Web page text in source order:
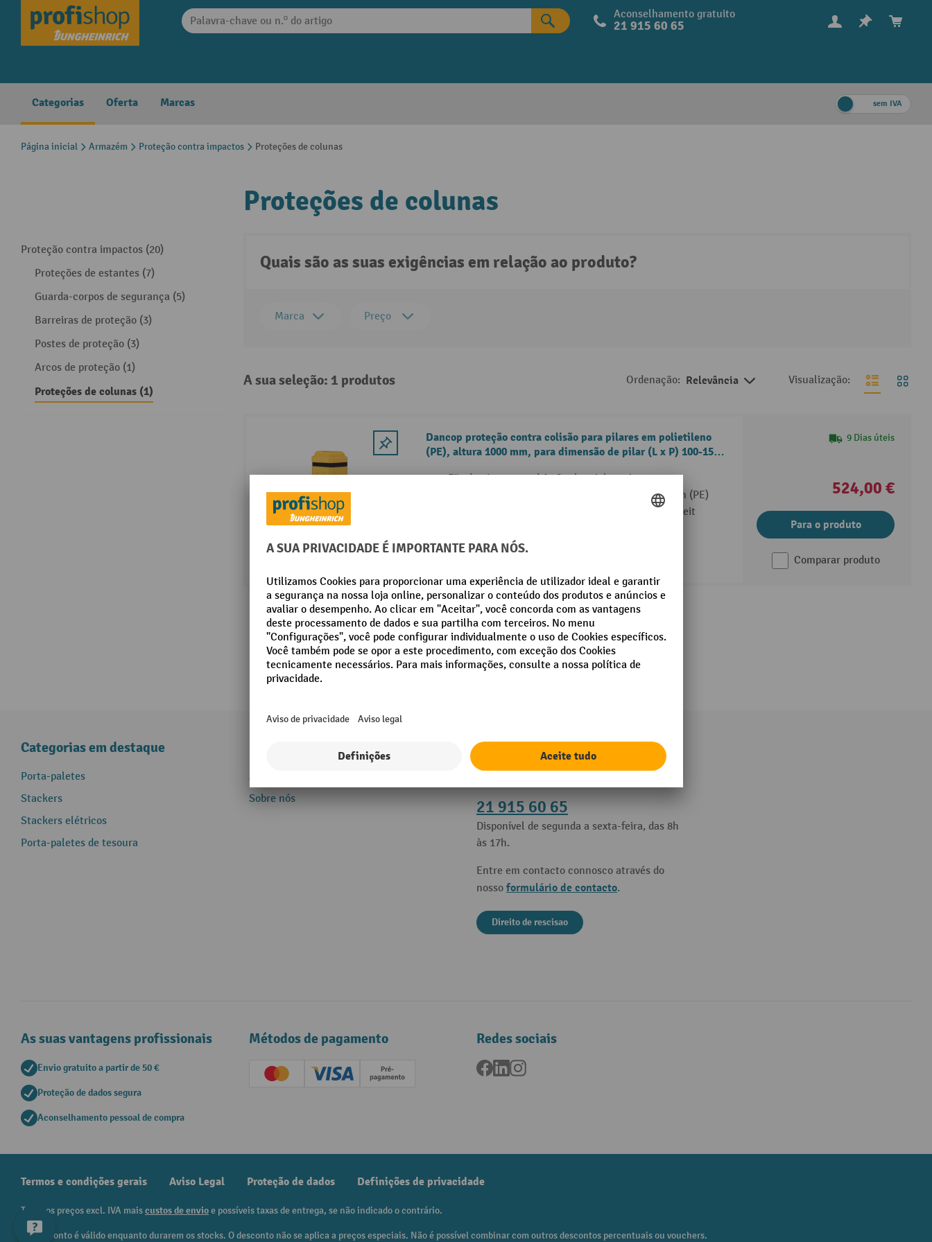
Saltar para a navegação principal Aconselhamento gratuito
21 915 60 65
Categorias Oferta Marcas sem IVA
Página inicial Armazém Proteção contra impactos Proteções de colunas
Proteção contra impactos (20)
Proteções de estantes (7)
Guarda-corpos de segurança (5)
Barreiras de proteção (3)
Postes de proteção (3)
Arcos de proteção (1)
Proteções de colunas (1)
Proteções de colunas
Quais são as suas exigências em relação ao produto?
Marca Preço
A sua seleção: 1 produtos Ordenação: Relevância Visualização:
Dancop proteção contra colisão para pilares em polietileno
(PE), altura 1000 mm, para dimensão de pilar (L x P) 100-150 x
Für den Innen- und Außenbereich geeignet
Aus rückfederndem und formstabilem Polyethylen (PE)
In Signalfarbe Verkehrsgelb für bessere Sichtbarkeit
9 Dias úteis
524,00 €
Para o produto
Comparar produto
Categorias em destaque
Porta-paletes
Stackers
Stackers elétricos
Porta-paletes de tesoura
Assistência e ajuda
Sobre nós
Contacto
21 915 60 65
Disponível de segunda a sexta-feira, das 8h
às 17h.
Entre em contacto connosco através do
nosso formulário de contacto.
Direito de rescisao
As suas vantagens profissionais
Envio gratuito a partir de 50 €
Proteção de dados segura
Aconselhamento pessoal de compra
Métodos de pagamento
Creditcard (Master)Creditcard (Visa)Pré-pagamento
Redes sociais
Facebook
LinkedInInstagram
Termos e condições gerais Aviso Legal Proteção de dados Definições de privacidade
Todos os preços excl. IVA maiscustos de envioe possíveis taxas de entrega, se não indicado o contrário.
¹ O desconto é válido enquanto durarem os stocks. O desconto não se aplica a preços especiais. Não é possível combinar com outros descontos percentuais ou vouchers.